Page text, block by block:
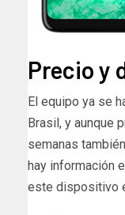
Precio y
El equipo ya se
Brasil, y aunque
semanas
hay información
este dispositivo